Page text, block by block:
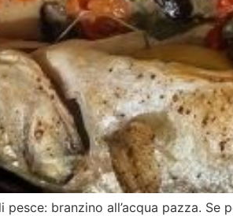
pesce: branzino all’acqua pazza.